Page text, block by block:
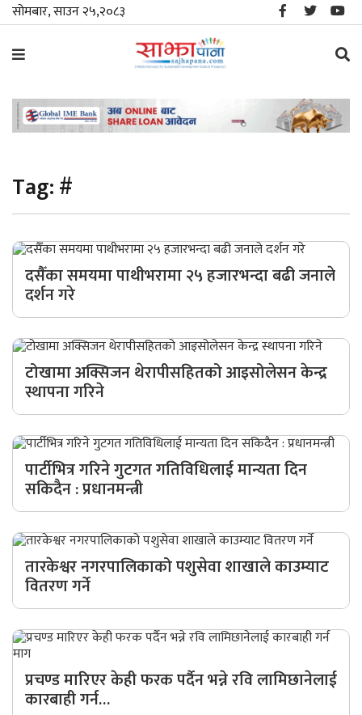
सोमबार, साउन २५,२०८३
समाचार
स्थानीय
जीवनशैली
मनोरञ्जन/
अर्थ
अन्तरवार्ता
विचार/
बहस
Tag:#
दसैँका समयमा पाथीभरामा २५ हजारभन्दा बढी जनाले
दर्शन गरे
टोखामा अक्सिजन थेरापीसहितको आइसोलेसन केन्द्र
स्थापना गरिने
पार्टीभित्र गरिने गुटगत गतिविधिलाई मान्यता दिन
सकिदैन : प्रधानमन्त्री
तारकेश्वर नगरपालिकाको पशुसेवा शाखाले काउम्याट
वितरण गर्ने
प्रचण्ड मारिएर केही फरक पर्दैन भन्ने रवि लामिछानेलाई
कारबाही गर्न…